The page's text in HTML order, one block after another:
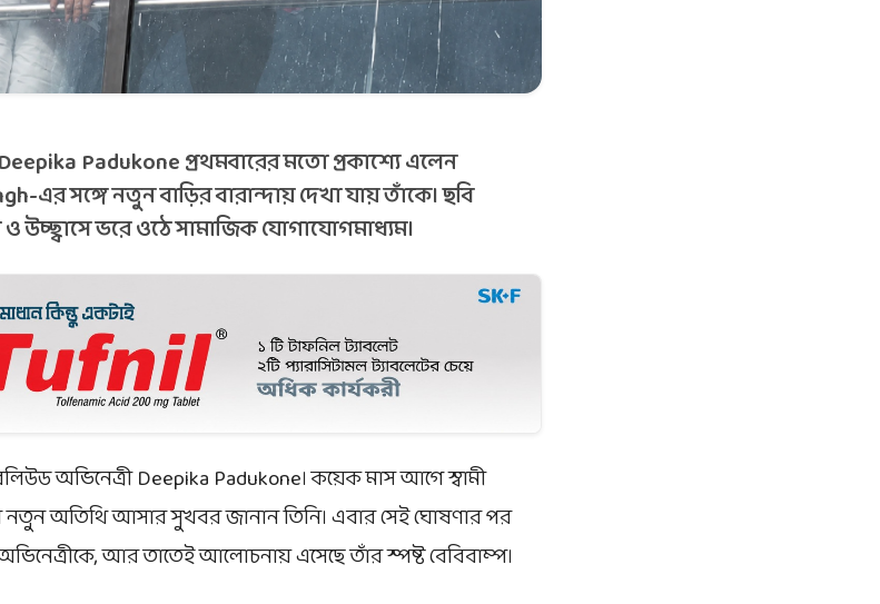
Padukone প্রথমবারের মতো প্রকাশ্যে এলেন
এর সঙ্গে নতুন বাড়ির বারান্দায় দেখা যায় তাঁকে। ছবি
উচ্ছ্বাসে ভরে ওঠে সামাজিক যোগাযোগমাধ্যম।
অভিনেত্রীDeepika Padukone। কয়েক মাস আগে স্বামী
নতুন অতিথি আসার সুখবর জানান তিনি। এবার সেই ঘোষণার পর
আর তাতেই আলোচনায় এসেছে তাঁর স্পষ্ট বেবিবাম্প।